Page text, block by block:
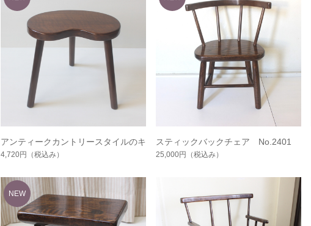
アンティークカントリースタイルのキ
ドニースツール No.2405
4,720円 （税込み）
スティックバックチェア No.2401
25,000円 （税込み）